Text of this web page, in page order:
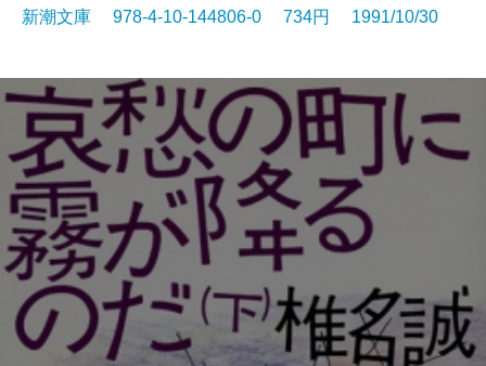
新潮文庫 978-4-10-144806-0 734円 1991/10/30